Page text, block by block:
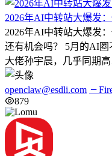
2026年AI中转站大爆发
2026年AI中转站大爆发
还有机会吗？ 5月的AI
大佬孙宇晨，几乎同期
openclaw@esdli.com
879